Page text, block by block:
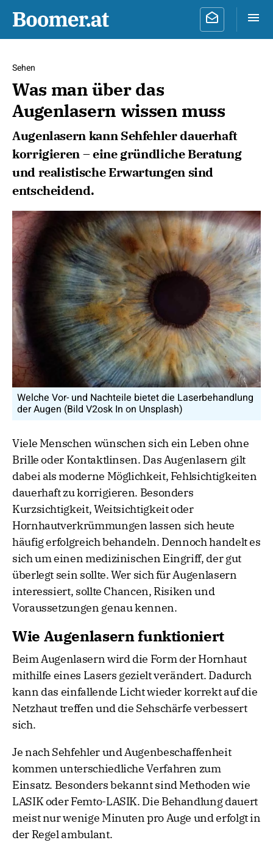
Sehen
Was man über das
Augenlasern wissen muss
Augenlasern kann Sehfehler dauerhaft
korrigieren – eine gründliche Beratung
und realistische Erwartungen sind
entscheidend.
Welche Vor- und Nachteile bietet die Laserbehandlung
der Augen (Bild V2osk In on Unsplash)
Viele Menschen wünschen sich ein Leben ohne
Brille oder Kontaktlinsen. Das Augenlasern gilt
dabei als moderne Möglichkeit, Fehlsichtigkeiten
dauerhaft zu korrigieren. Besonders
Kurzsichtigkeit, Weitsichtigkeit oder
Hornhautverkrümmungen lassen sich heute
häufig erfolgreich behandeln. Dennoch handelt es
sich um einen medizinischen Eingriff, der gut
überlegt sein sollte. Wer sich für Augenlasern
interessiert, sollte Chancen, Risiken und
Voraussetzungen genau kennen.
Wie Augenlasern funktioniert
Beim Augenlasern wird die Form der Hornhaut
mithilfe eines Lasers gezielt verändert. Dadurch
kann das einfallende Licht wieder korrekt auf die
Netzhaut treffen und die Sehschärfe verbessert
sich.
Je nach Sehfehler und Augenbeschaffenheit
kommen unterschiedliche Verfahren zum
Einsatz. Besonders bekannt sind Methoden wie
LASIK oder Femto-LASIK. Die Behandlung dauert
meist nur wenige Minuten pro Auge und erfolgt in
der Regel ambulant.